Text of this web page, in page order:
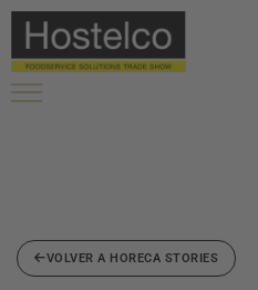
"
VOLVER A HORECA STORIES